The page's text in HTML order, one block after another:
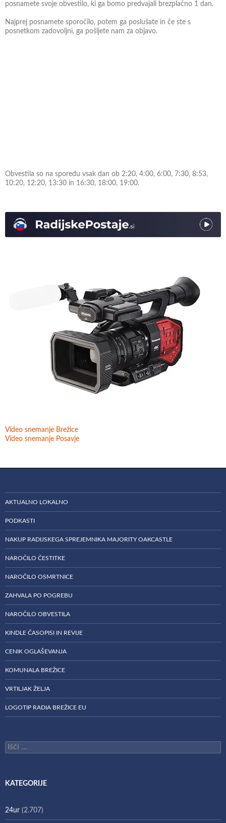
posnamete svoje obvestilo, ki ga bomo predvajali brezplačno 1 dan.
Najprej posnamete sporočilo, potem ga poslušate in če ste s
posnetkom zadovoljni, ga pošljete nam za objavo.
Obvestila so na sporedu vsak dan ob 2:20, 4:00, 6:00, 7:30, 8:53,
10:20, 12:20, 13:30 in 16:30, 18:00, 19:00.
Video snemanje Brežice
Video snemanje Posavje
AKTUALNO LOKALNO
PODKASTI
NAKUP RADIJSKEGA SPREJEMNIKA MAJORITY OAKCASTLE
NAROČILO ČESTITKE
NAROČILO OSMRTNICE
ZAHVALA PO POGREBU
NAROČILO OBVESTILA
KINDLE ČASOPISI IN REVIJE
CENIK OGLAŠEVANJA
KOMUNALA BREŽICE
VRTILJAK ŽELJA
LOGOTIP RADIA BREŽICE EU
Išči:
KATEGORIJE
24ur (2.707)